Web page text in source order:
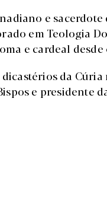
e sacerdote
em Teologia
e cardeal
da
e presidente